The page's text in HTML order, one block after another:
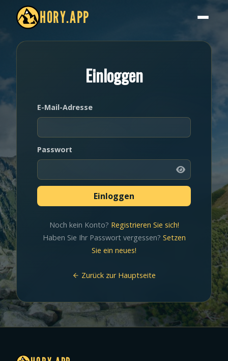
HORY.APP
Einloggen
E-Mail-Adresse
Passwort
Noch kein Konto? Registrieren Sie sich!
Haben Sie Ihr Passwort vergessen? Setzen
Sie ein neues!
Zurück zur Hauptseite